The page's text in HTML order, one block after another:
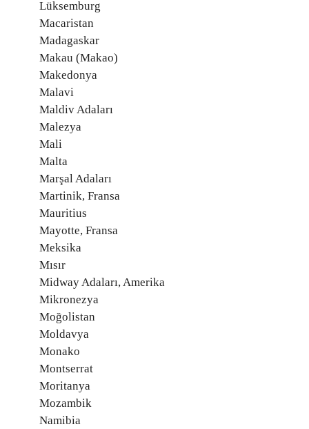
Lüksemburg
Macaristan
Madagaskar
Makau (Makao)
Makedonya
Malavi
Maldiv Adaları
Malezya
Mali
Malta
Marşal Adaları
Martinik, Fransa
Mauritius
Mayotte, Fransa
Meksika
Mısır
Midway Adaları, Amerika
Mikronezya
Moğolistan
Moldavya
Monako
Montserrat
Moritanya
Mozambik
Namibia